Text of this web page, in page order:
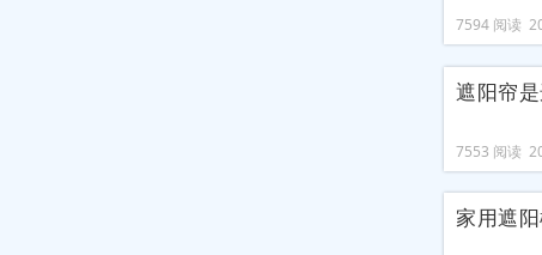
7594 阅读
遮阳帘
7553 阅读
家用遮